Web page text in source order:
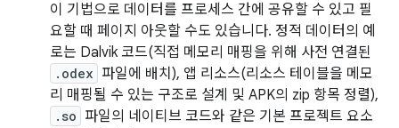
이 기법으로 데이터를 프로세스 간에 공유할 수 있고 필
요할 때 페이지 아웃할 수도 있습니다. 정적 데이터의 예
로는 Dalvik 코드(직접 메모리 매핑을 위해 사전 연결된
.odex 파일에 배치), 앱 리소스(리소스 테이블을 메모
리 매핑될 수 있는 구조로 설계 및 APK의 zip 항목 정렬),
.so 파일의 네이티브 코드와 같은 기본 프로젝트 요소